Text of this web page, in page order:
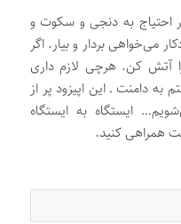
احتیاج به دنجی و سکوت و
می‌خواهی بردار و بیار. اگر
آتش کن. هرچی لازم داری
به دامنت ـ این اپیزود پر از
ایستگاه به ایستگاه
همراهی کنید.